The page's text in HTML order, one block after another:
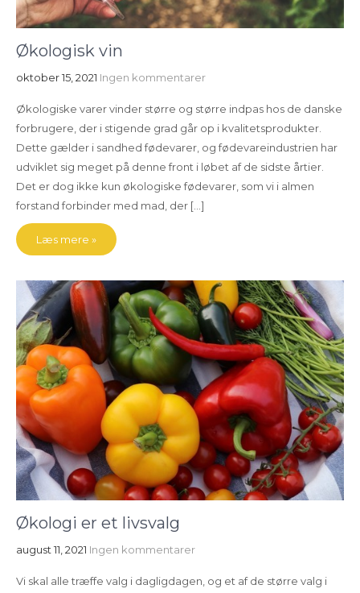
Økologisk vin
oktober 15, 2021 Ingen kommentarer
Økologiske varer vinder større og større indpas hos de danske
forbrugere, der i stigende grad går op i kvalitetsprodukter.
Dette gælder i sandhed fødevarer, og fødevareindustrien har
udviklet sig meget på denne front i løbet af de sidste årtier.
Det er dog ikke kun økologiske fødevarer, som vi i almen
forstand forbinder med mad, der […]
Læs mere »
Økologi er et livsvalg
august 11, 2021 Ingen kommentarer
Vi skal alle træffe valg i dagligdagen, og et af de større valg i